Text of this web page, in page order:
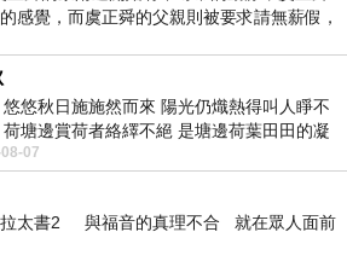
感覺，而虞正舜的父親則被要求請無薪假，
悠悠秋日施施然而來 陽光仍熾熱得叫人睜不
荷塘邊賞荷者絡繹不絕 是塘邊荷葉田田的凝
飄逸的是映日荷花別樣紅
07
太書2 與福音的真理不合 就在眾人面前